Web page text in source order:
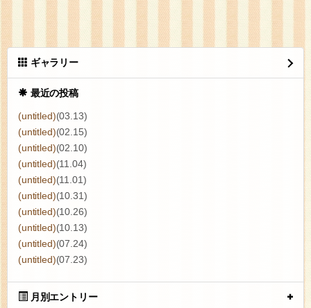
#家事
2010.08.27 12:03 0
ギャラリー
最近の投稿
(untitled)(03.13)
(untitled)(02.15)
(untitled)(02.10)
(untitled)(11.04)
(untitled)(11.01)
(untitled)(10.31)
(untitled)(10.26)
(untitled)(10.13)
(untitled)(07.24)